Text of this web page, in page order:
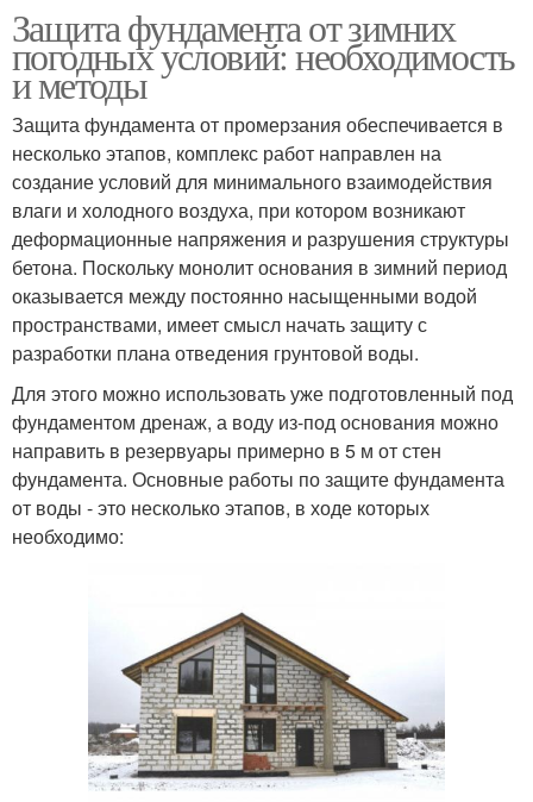
Плитный фундамент
Защита фундамента от зимних
погодных условий: необходимость
и методы
Защита фундамента от промерзания обеспечивается в
несколько этапов, комплекс работ направлен на
создание условий для минимального взаимодействия
влаги и холодного воздуха, при котором возникают
деформационные напряжения и разрушения структуры
бетона. Поскольку монолит основания в зимний период
оказывается между постоянно насыщенными водой
пространствами, имеет смысл начать защиту с
разработки плана отведения грунтовой воды.
Для этого можно использовать уже подготовленный под
фундаментом дренаж, а воду из-под основания можно
направить в резервуары примерно в 5 м от стен
фундамента. Основные работы по защите фундамента
от воды - это несколько этапов, в ходе которых
необходимо: